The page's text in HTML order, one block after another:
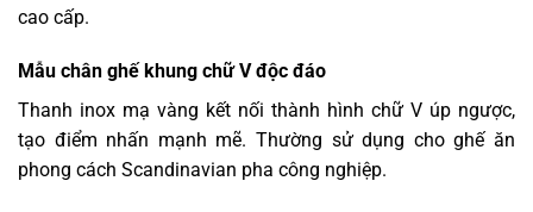
cao cấp.
Mẫu chân ghế khung chữ V độc đáo
Thanh inox mạ vàng kết nối thành hình chữ V úp ngược,
tạo điểm nhấn mạnh mẽ. Thường sử dụng cho ghế ăn
phong cách Scandinavian pha công nghiệp.